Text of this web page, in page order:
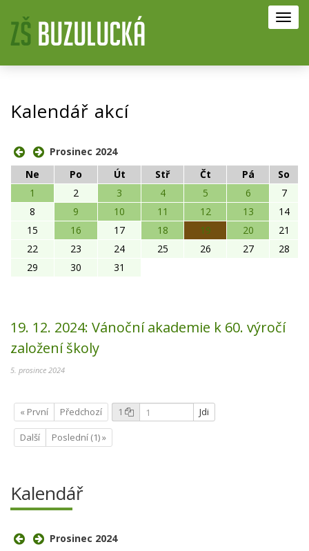
Kalendář akcí
Prosinec 2024
Ne
Po Út Stř Čt Pá
So
1
2 3 4 5 6
7
8
9 10 11 12 13
14
15
16 17 18 19 20
21
22
23 24 25 26 27
28
29
30 31
19. 12. 2024: Vánoční akademie k 60. výročí
založení školy
5. prosince 2024
« První Předchozí 1 Jdi
Další Poslední (1) »
Kalendář
Prosinec 2024